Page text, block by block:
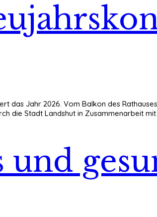
das Jahr 2026. Vom Balkon des
die Stadt Landshut in Zusammenarbeit